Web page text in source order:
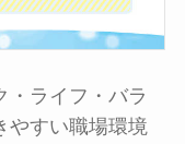
・ライフ・バラ
やすい職場環境